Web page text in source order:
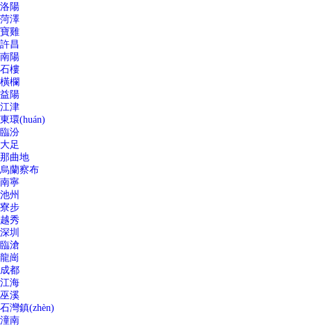
洛陽
菏澤
寶雞
許昌
南陽
石樓
橫欄
益陽
江津
東環(huán)
臨汾
大足
那曲地
烏蘭察布
南寧
池州
寮步
越秀
深圳
臨滄
龍崗
成都
江海
巫溪
石灣鎮(zhèn)
潼南